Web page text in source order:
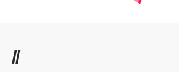
//